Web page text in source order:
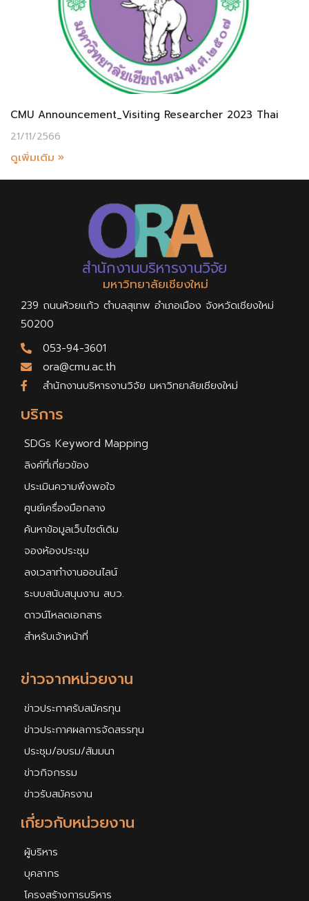
CMU Announcement_Visiting Researcher 2023 Thai
21/11/2566
ดูเพิ่มเติม »
เกี่ยวกับหน่วยงาน
ผู้บริหาร
บุคลากร
โครงสร้างการบริหาร
ข่าวจากหน่วยงาน
ข่าวประกาศรับสมัครทุน
ข่าวประกาศผลการจัดสรรทุน
ประชุม/อบรม/สัมมนา
ข่าวกิจกรรม
ข่าวรับสมัครงาน
บริการ
SDGs Keyword Mapping
ลิงค์ที่เกี่ยวข้อง
ประเมินความพึงพอใจ
ศูนย์เครื่องมือกลาง
ค้นหาข้อมูลเว็บไซต์เดิม
จองห้องประชุม
ลงเวลาทำงานออนไลน์
ระบบสนับสนุนงาน สบว.
ดาวน์โหลดเอกสาร
สำหรับเจ้าหน้าที่
สำนักงานบริหารงานวิจัย
มหาวิทยาลัยเชียงใหม่
239 ถนนห้วยแก้ว ตำบลสุเทพ อำเภอเมือง จังหวัดเชียงใหม่
50200
053-94-3601
ora@cmu.ac.th
สำนักงานบริหารงานวิจัย มหาวิทยาลัยเชียงใหม่